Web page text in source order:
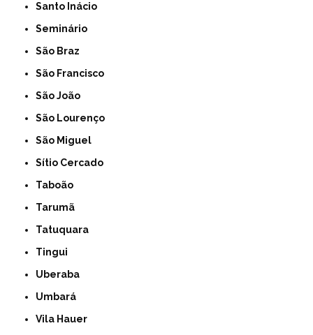
Santo Inácio
Seminário
São Braz
São Francisco
São João
São Lourenço
São Miguel
Sítio Cercado
Taboão
Tarumã
Tatuquara
Tingui
Uberaba
Umbará
Vila Hauer